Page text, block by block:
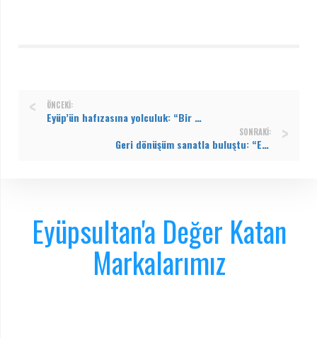
ÖNCEKI:
Eyüp’ün hafızasına yolculuk: “Bir Zamanlar Eyüp’te” sergisi ziyarete açıldı
SONRAKI:
Geri dönüşüm sanatla buluştu: “Engelsiz Dönüşüm Sergisi” açıldı
Eyüpsultan'a Değer Katan
Markalarımız